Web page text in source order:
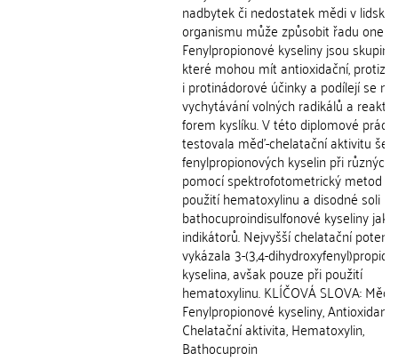
nadbytek či nedostatek mědi v
organismu může způsobit řadu
Fenylpropionové kyseliny jsou
které mohou mít antioxidační,
i protinádorové účinky a podílejí se na
vychytávání volných radikálů a
forem kyslíku. V této diplomové práci
testovala měď-chelatační aktivitu
fenylpropionových kyselin při různých
pomocí spektrofotometrický metod za
použití hematoxylinu a disodné soli
bathocuproindisulfonové kyseliny jako
indikátorů. Nejvyšší chelatační
vykázala 3-(3,4-
kyselina, avšak pouze při použití
hematoxylinu. KLÍČOVÁ SLOVA: Měď,
Fenylpropionové kyseliny,
Chelatační aktivita, Hematoxylin,
Bathocuproin